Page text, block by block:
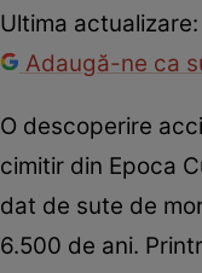
Ultima actualizare:
Adaugă-ne ca
O descoperire
cimitir din Epoca
dat de sute de
6.500 de ani.